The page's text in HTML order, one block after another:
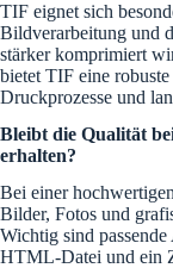
TIF eignet sich
Bildverarbeitung und
stärker komprimiert
bietet TIF eine
Druckprozesse und
Bleibt die Qualität
erhalten?
Bei einer
Bilder, Fotos und
Wichtig sind
HTML-Datei und ein